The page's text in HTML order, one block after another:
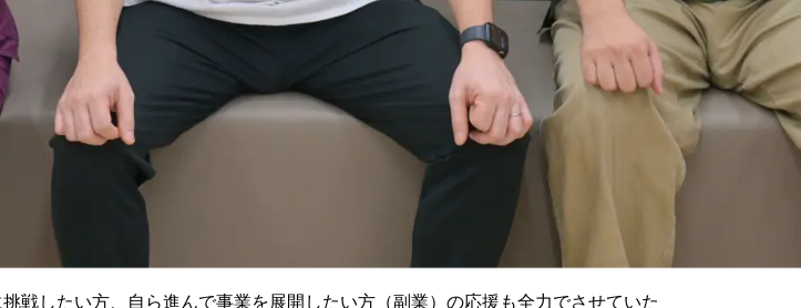
戦したい方、自ら進んで事業を展開したい方（副業）の応援も全力でさせていた